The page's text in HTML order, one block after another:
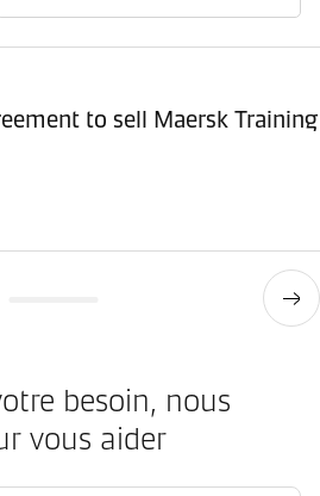
to sell Maersk Training
besoin, nous
vous aider